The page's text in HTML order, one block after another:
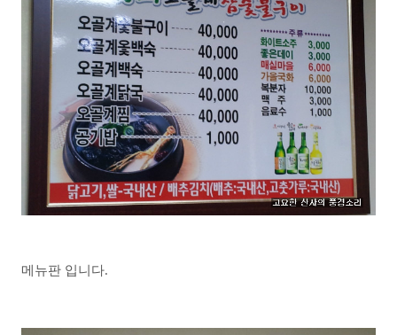
메뉴판 입니다.